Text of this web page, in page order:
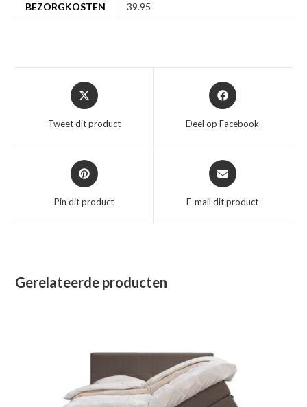
BEZORGKOSTEN 39.95
Opent
in
nieuw
Tweet dit product
Opent
in
nieuw
Deel op Facebook
Opent
in
nieuw
Pin dit product
Opent
in
nieuw
E-mail dit product
Gerelateerde producten